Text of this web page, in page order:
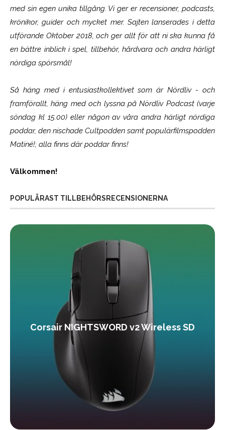
med sin egen unika tillgång. Vi ger er recensioner, podcasts,
krönikor, guider och mycket mer. Sajten lanserades i detta
utförande Oktober 2018, och ger allt för att ni ska kunna få
en bättre inblick i spel, tillbehör, hårdvara och andra härligt
nördiga spörsmål!
Så häng med i entusiastkollektivet som ärNördliv- och
framförallt, häng med och lyssna på Nördliv Podcast (varje
söndag kl 15.00) eller någon av våra andra härligt nördiga
poddar, den nischade Cultpodden samt populärfilmspodden
Matiné!; alla finns där poddar finns!
Välkommen!
POPULÄRAST TILLBEHÖRSRECENSIONERNA
Corsair NIGHTSWORD v2 Wireless SD